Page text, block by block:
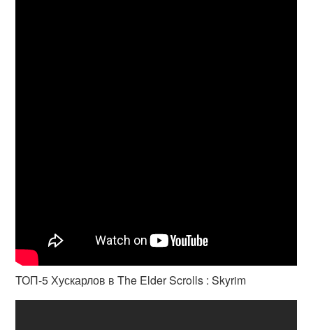
ТОП-5 Хускарлов в The Elder Scrolls : Skyrim